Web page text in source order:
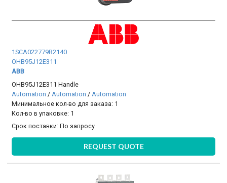
1SCA022779R2140
OHB95J12E311
ABB
OHB95J12E311 Handle
Automation / Automation / Automation
Минимальное кол-во для заказа: 1
Кол-во в упаковке: 1
Срок поставки:По запросу
REQUEST QUOTE